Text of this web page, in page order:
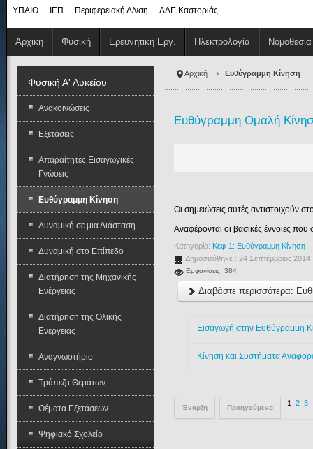
ΥΠΑΙΘ ΙΕΠ Περιφερειακή Δ/νση ΔΔΕ Καστοριάς
Αρχική Φυσική Ερευνητική Εργ. Ηλεκτρολογία Νομοθεσία
Αρχική Ευθύγραμμη Κίνηση
Ευθύγραμμη Ομαλή
Οι σημειώσεις αυτές αντιστοιχούν
Αναφέρονται οι βασικές έννοιες
Κατηγορία: Κεφ-1: Ευθύγραμμη Κίνηση
Δημοσιεύθηκε : 24 Σεπτέμβριος 2014
Εμφανίσεις: 384
Διαβάστε περισσότερα:
Εισαγωγή στην Ευθύγραμμη
Κίνηση και Συστήματα
Έναρξη Προηγούμενο
1 2 3
Φυσική Α' Λυκείου
Ανακοινώσεις
Εξετάσεις
Απαραίτητες Εισαγωγικές
Γνώσεις
Ευθύγραμμη Κίνηση
Δυναμική σε μια Διάσταση
Δυναμική στο Επίπεδο
Διατήρηση της Μηχανικής
Ενέργειας
Διατήρηση της Ολικής
Ενέργειας
Αναγνωστήριο
Τράπεζα Θεμάτων
Θέματα Εξετάσεων
Ψηφιακό Σχολείο